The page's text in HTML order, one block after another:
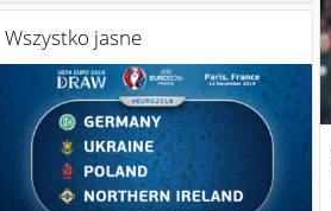
Wszystko jasne